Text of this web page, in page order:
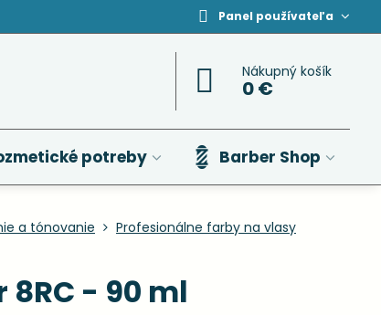
Panel používateľa
Nákupný košík
0 €
potreby Barber Shop
a tónovanie
Profesionálne farby na vlasy
8RC - 90 ml